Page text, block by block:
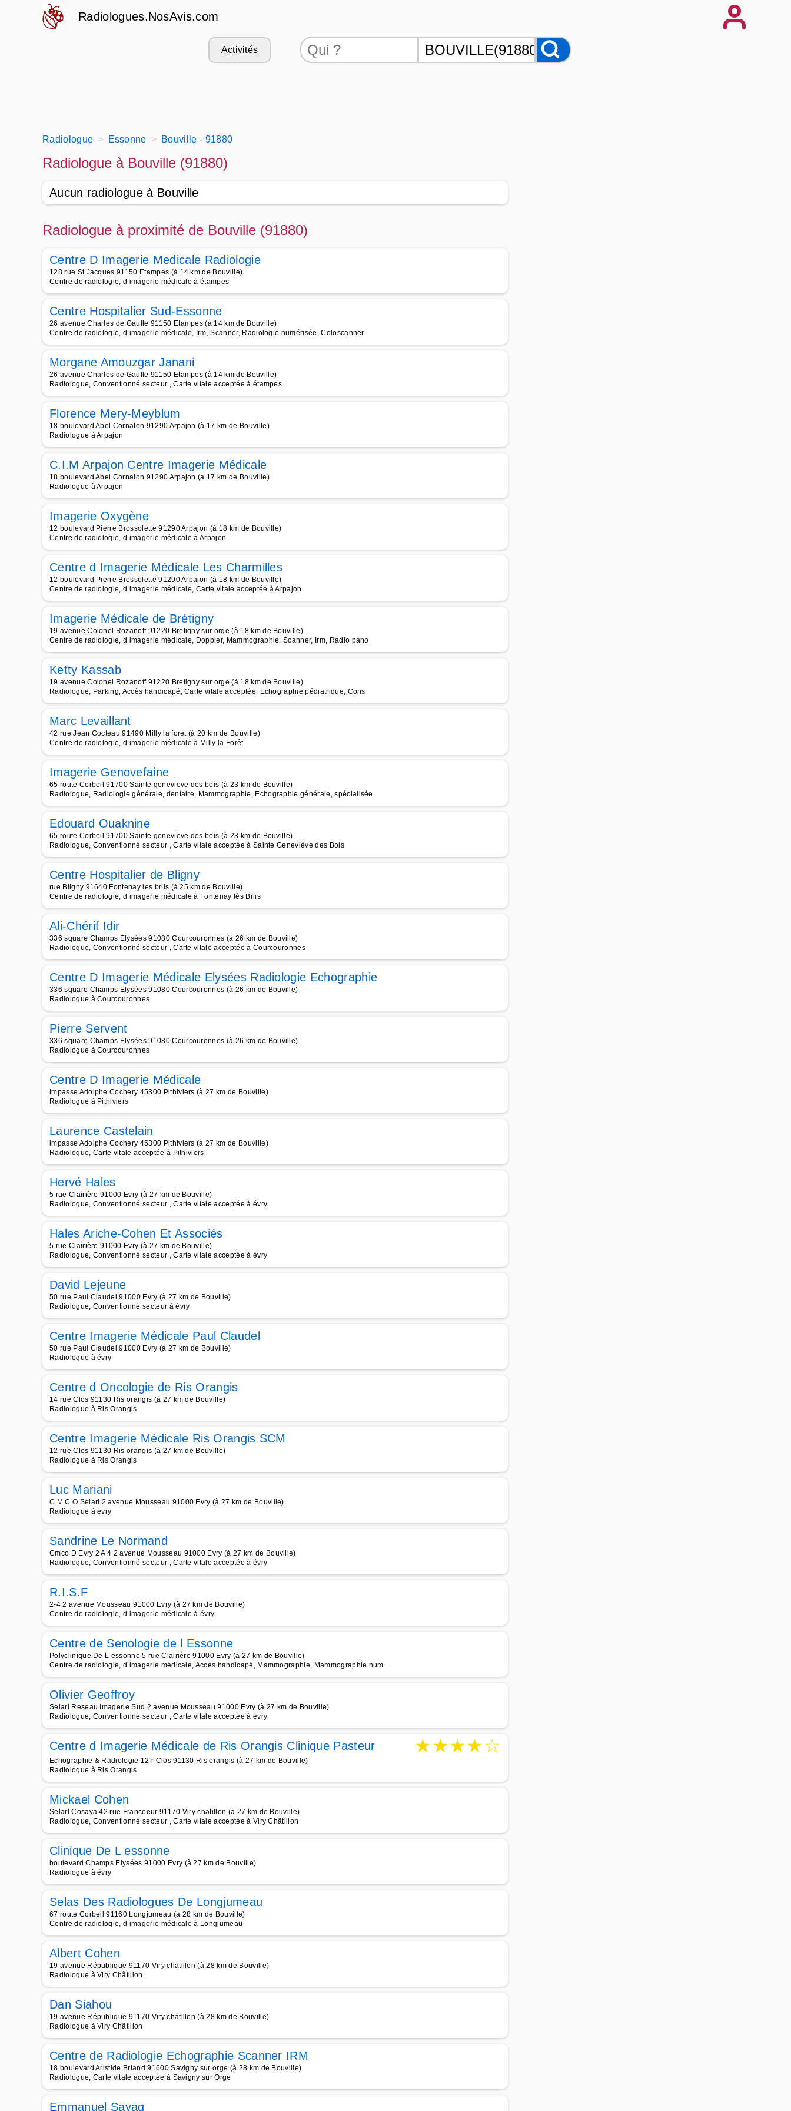
Radiologues.NosAvis.com
Activités
Radiologue Essonne Bouville - 91880
Radiologue à Bouville (91880)
Aucun radiologue à Bouville
Radiologue à proximité de Bouville (91880)
Centre D Imagerie Medicale Radiologie
128 rue St Jacques 91150 Etampes (à 14 km de Bouville)
Centre de radiologie, d imagerie médicale à étampes
Centre Hospitalier Sud-Essonne
26 avenue Charles de Gaulle 91150 Etampes (à 14 km de Bouville)
Centre de radiologie, d imagerie médicale, Irm, Scanner, Radiologie numérisée, Coloscanner
Morgane Amouzgar Janani
26 avenue Charles de Gaulle 91150 Etampes (à 14 km de Bouville)
Radiologue, Conventionné secteur , Carte vitale acceptée à étampes
Florence Mery-Meyblum
18 boulevard Abel Cornaton 91290 Arpajon (à 17 km de Bouville)
Radiologue à Arpajon
C.I.M Arpajon Centre Imagerie Médicale
18 boulevard Abel Cornaton 91290 Arpajon (à 17 km de Bouville)
Radiologue à Arpajon
Imagerie Oxygène
12 boulevard Pierre Brossolette 91290 Arpajon (à 18 km de Bouville)
Centre de radiologie, d imagerie médicale à Arpajon
Centre d Imagerie Médicale Les Charmilles
12 boulevard Pierre Brossolette 91290 Arpajon (à 18 km de Bouville)
Centre de radiologie, d imagerie médicale, Carte vitale acceptée à Arpajon
Imagerie Médicale de Brétigny
19 avenue Colonel Rozanoff 91220 Bretigny sur orge (à 18 km de Bouville)
Centre de radiologie, d imagerie médicale, Doppler, Mammographie, Scanner, Irm, Radio pano
Ketty Kassab
19 avenue Colonel Rozanoff 91220 Bretigny sur orge (à 18 km de Bouville)
Radiologue, Parking, Accès handicapé, Carte vitale acceptée, Echographie pédiatrique, Cons
Marc Levaillant
42 rue Jean Cocteau 91490 Milly la foret (à 20 km de Bouville)
Centre de radiologie, d imagerie médicale à Milly la Forêt
Imagerie Genovefaine
65 route Corbeil 91700 Sainte genevieve des bois (à 23 km de Bouville)
Radiologue, Radiologie générale, dentaire, Mammographie, Echographie générale, spécialisée
Edouard Ouaknine
65 route Corbeil 91700 Sainte genevieve des bois (à 23 km de Bouville)
Radiologue, Conventionné secteur , Carte vitale acceptée à Sainte Geneviève des Bois
Centre Hospitalier de Bligny
rue Bligny 91640 Fontenay les briis (à 25 km de Bouville)
Centre de radiologie, d imagerie médicale à Fontenay lès Briis
Ali-Chérif Idir
336 square Champs Elysées 91080 Courcouronnes (à 26 km de Bouville)
Radiologue, Conventionné secteur , Carte vitale acceptée à Courcouronnes
Centre D Imagerie Médicale Elysées Radiologie Echographie
336 square Champs Elysées 91080 Courcouronnes (à 26 km de Bouville)
Radiologue à Courcouronnes
Pierre Servent
336 square Champs Elysées 91080 Courcouronnes (à 26 km de Bouville)
Radiologue à Courcouronnes
Centre D Imagerie Médicale
impasse Adolphe Cochery 45300 Pithiviers (à 27 km de Bouville)
Radiologue à Pithiviers
Laurence Castelain
impasse Adolphe Cochery 45300 Pithiviers (à 27 km de Bouville)
Radiologue, Carte vitale acceptée à Pithiviers
Hervé Hales
5 rue Clairière 91000 Evry (à 27 km de Bouville)
Radiologue, Conventionné secteur , Carte vitale acceptée à évry
Hales Ariche-Cohen Et Associés
5 rue Clairière 91000 Evry (à 27 km de Bouville)
Radiologue, Conventionné secteur , Carte vitale acceptée à évry
David Lejeune
50 rue Paul Claudel 91000 Evry (à 27 km de Bouville)
Radiologue, Conventionné secteur à évry
Centre Imagerie Médicale Paul Claudel
50 rue Paul Claudel 91000 Evry (à 27 km de Bouville)
Radiologue à évry
Centre d Oncologie de Ris Orangis
14 rue Clos 91130 Ris orangis (à 27 km de Bouville)
Radiologue à Ris Orangis
Centre Imagerie Médicale Ris Orangis SCM
12 rue Clos 91130 Ris orangis (à 27 km de Bouville)
Radiologue à Ris Orangis
Luc Mariani
C M C O Selarl 2 avenue Mousseau 91000 Evry (à 27 km de Bouville)
Radiologue à évry
Sandrine Le Normand
Cmco D Evry 2 A 4 2 avenue Mousseau 91000 Evry (à 27 km de Bouville)
Radiologue, Conventionné secteur , Carte vitale acceptée à évry
R.I.S.F
2-4 2 avenue Mousseau 91000 Evry (à 27 km de Bouville)
Centre de radiologie, d imagerie médicale à évry
Centre de Senologie de l Essonne
Polyclinique De L essonne 5 rue Clairière 91000 Evry (à 27 km de Bouville)
Centre de radiologie, d imagerie médicale, Accès handicapé, Mammographie, Mammographie num
Olivier Geoffroy
Selarl Reseau Imagerie Sud 2 avenue Mousseau 91000 Evry (à 27 km de Bouville)
Radiologue, Conventionné secteur , Carte vitale acceptée à évry
Centre d Imagerie Médicale de Ris Orangis Clinique Pasteur ★★★★☆
Echographie & Radiologie 12 r Clos 91130 Ris orangis (à 27 km de Bouville)
Radiologue à Ris Orangis
Mickael Cohen
Selarl Cosaya 42 rue Francoeur 91170 Viry chatillon (à 27 km de Bouville)
Radiologue, Conventionné secteur , Carte vitale acceptée à Viry Châtillon
Clinique De L essonne
boulevard Champs Elysées 91000 Evry (à 27 km de Bouville)
Radiologue à évry
Selas Des Radiologues De Longjumeau
67 route Corbeil 91160 Longjumeau (à 28 km de Bouville)
Centre de radiologie, d imagerie médicale à Longjumeau
Albert Cohen
19 avenue République 91170 Viry chatillon (à 28 km de Bouville)
Radiologue à Viry Châtillon
Dan Siahou
19 avenue République 91170 Viry chatillon (à 28 km de Bouville)
Radiologue à Viry Châtillon
Centre de Radiologie Echographie Scanner IRM
18 boulevard Aristide Briand 91600 Savigny sur orge (à 28 km de Bouville)
Radiologue, Carte vitale acceptée à Savigny sur Orge
Emmanuel Sayag